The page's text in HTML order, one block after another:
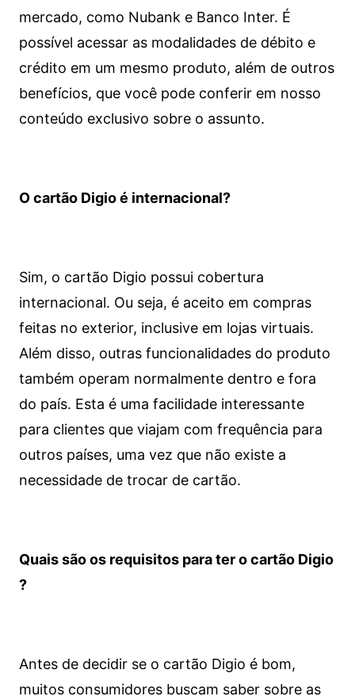
mercado, como Nubank e Banco Inter. É
possível acessar as modalidades de débito e
crédito em um mesmo produto, além de outros
benefícios, que você pode conferir em nosso
conteúdo exclusivo sobre o assunto.
O cartão Digio é internacional?
Sim, o cartão Digio possui cobertura
internacional. Ou seja, é aceito em compras
feitas no exterior, inclusive em lojas virtuais.
Além disso, outras funcionalidades do produto
também operam normalmente dentro e fora
do país. Esta é uma facilidade interessante
para clientes que viajam com frequência para
outros países, uma vez que não existe a
necessidade de trocar de cartão.
Quais são os requisitos para ter o cartão Digio
?
Antes de decidir se o cartão Digio é bom,
muitos consumidores buscam saber sobre as